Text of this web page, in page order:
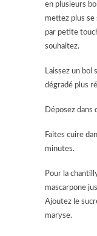
en plusieurs
mettez plus se
par petite
souhaitez.
Laissez un bol
dégradé plus
Déposez dans
Faites cuire
minutes.
Pour la
mascarpone
Ajoutez le
maryse.